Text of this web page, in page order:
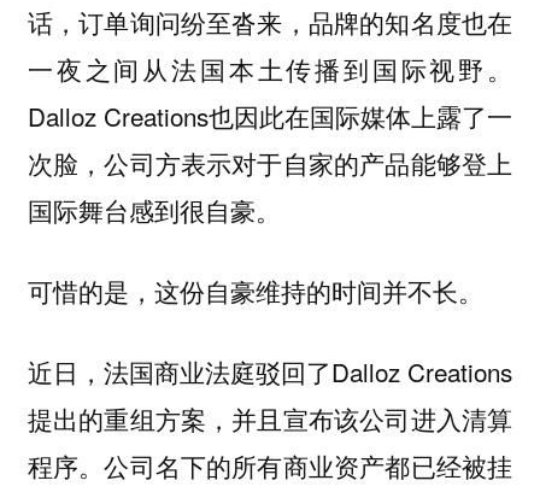
话，订单询问纷至沓来，品牌的知名度也在
一夜之间从法国本土传播到国际视野。
Dalloz Creations也因此在国际媒体上露了一
次脸，公司方表示对于自家的产品能够登上
国际舞台感到很自豪。
可惜的是，这份自豪维持的时间并不长。
近日，法国商业法庭驳回了Dalloz Creations
提出的重组方案，并且宣布该公司进入清算
程序。公司名下的所有商业资产都已经被挂